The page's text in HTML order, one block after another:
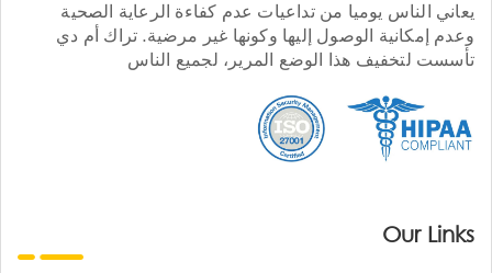
يعاني الناس يوميا من تداعيات عدم كفاءة الرعاية الصحية
وعدم إمكانية الوصول إليها وكونها غير مرضية. تراك أم دي
تأسست لتخفيف هذا الوضع المرير، لجميع الناس
Our Links